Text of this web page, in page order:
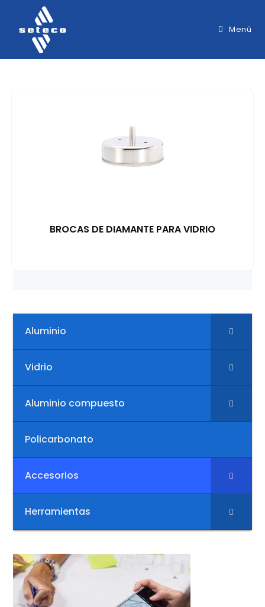
Menú
BROCAS DE DIAMANTE PARA VIDRIO
Aluminio
Vidrio
Aluminio compuesto
Policarbonato
Accesorios
Herramientas